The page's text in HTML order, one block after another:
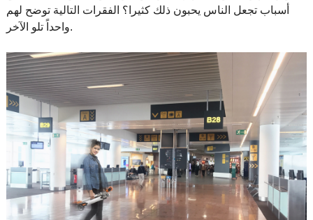
أسباب تجعل الناس يحبون ذلك كثيرا؟ الفقرات التالية توضح لهم
واحداً تلو الآخر.